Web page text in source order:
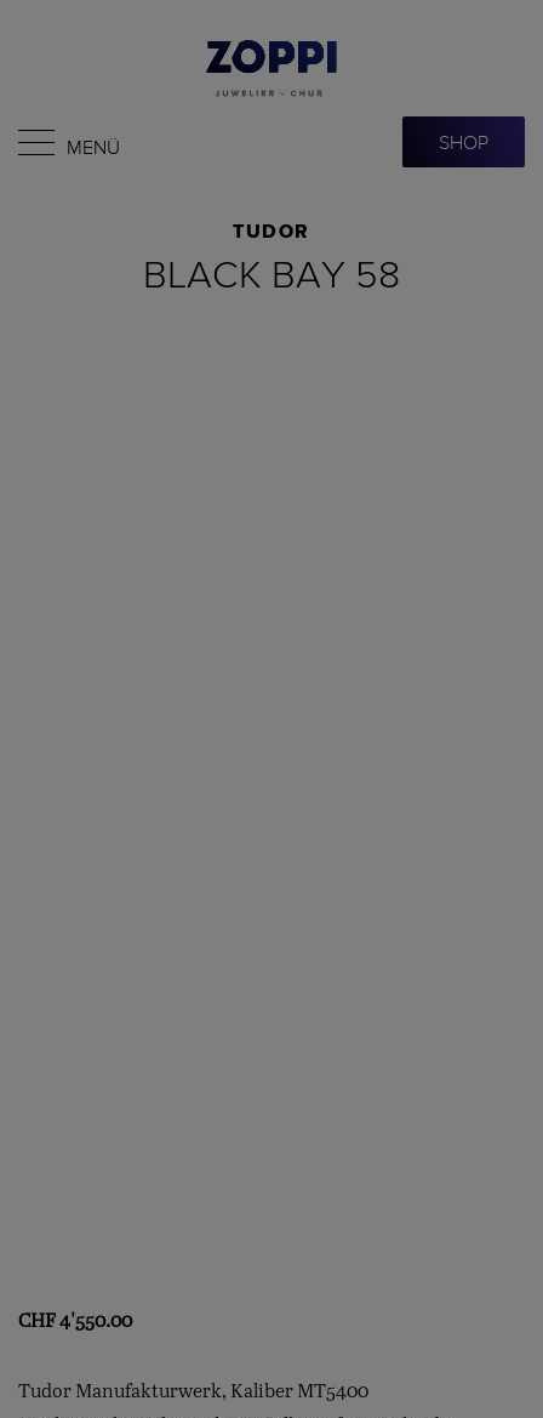
MENÜ SHOP
TUDOR
BLACK BAY 58
CHF4'550.00
Tudor Manufakturwerk, Kaliber MT5400